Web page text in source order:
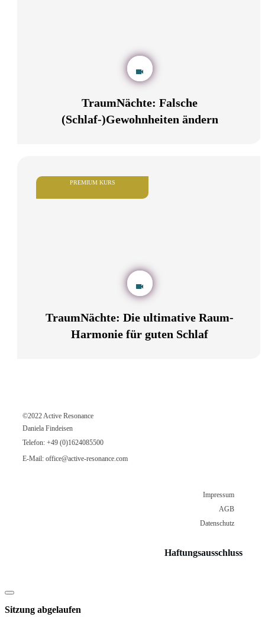
TraumNächte: Falsche
(Schlaf-)Gewohnheiten ändern
PREMIUM KURS
TraumNächte: Die ultimative Raum-
Harmonie für guten Schlaf
©2022 Active Resonance
Daniela Findeisen
Telefon: +49 (0)1624085500
E-Mail: office@active-resonance.com
Impressum
AGB
Datenschutz
Haftungsausschluss
Dialog
schließen
Sitzung abgelaufen